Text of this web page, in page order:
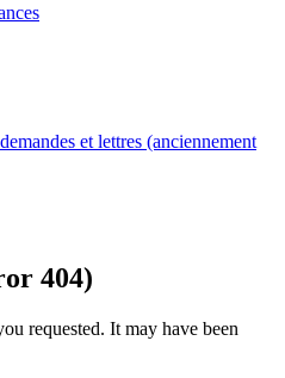
et lettres (anciennement
404)
requested. It may have been